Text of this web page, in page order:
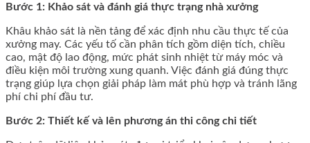
Bước 1: Khảo sát và đánh giá thực trạng nhà xưởng
Khâu khảo sát là nền tảng để xác định nhu cầu thực tế của
xưởng may. Các yếu tố cần phân tích gồm diện tích, chiều
cao, mật độ lao động, mức phát sinh nhiệt từ máy móc và
điều kiện môi trường xung quanh. Việc đánh giá đúng thực
trạng giúp lựa chọn giải pháp làm mát phù hợp và tránh lãng
phí chi phí đầu tư.
Bước 2: Thiết kế và lên phương án thi công chi tiết